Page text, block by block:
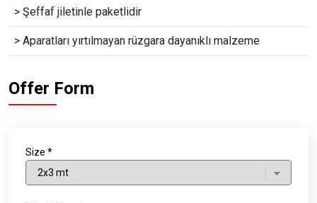
> Şeffaf jiletinle paketlidir
> Aparatları yırtılmayan rüzgara dayanıklı malzeme
Offer Form
Size *